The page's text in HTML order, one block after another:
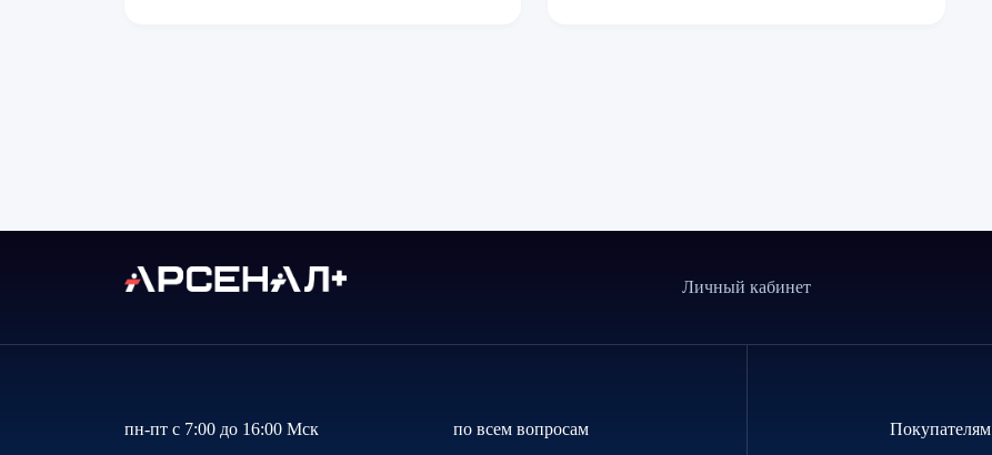
Личный кабинет
пн-пт с 7:00 до 16:00 Мск по всем вопросам Покупателям